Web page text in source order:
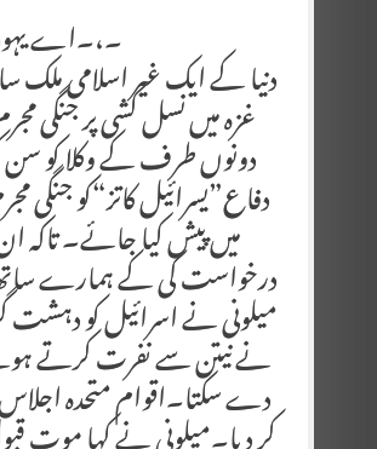
۔،۔اے یہود!
دنیا کے ایک غیر اسلامی
غزہ میں نسل کشی پر جنگی
دونوں طرف کے وکلا کو سن
دفاع”یسرائیل کاتز“کو جنگی
میں پیش کیا جائے۔
درخواست کی کے ہمارے ساتھ
میلونی نے اسرائیل کو دہشت
نے نیتن سے نفرت کرتے
دے سکتا۔اقوام متحدہ اجلاس